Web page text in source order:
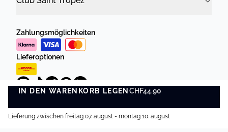
IN DEN WARENKORB LEGENCHF44.90
IN DEN WARENKORB LEGEN
Lieferung zwischen freitag 07. august - montag 10. august
Zahlungsmöglichkeiten
Lieferoptionen
Datenschutzrichtlinie Geschäftsbedingungen